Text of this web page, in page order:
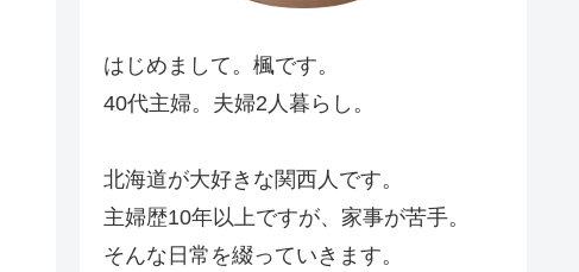
はじめまして。楓です。
40代主婦。夫婦2人暮らし。
北海道が大好きな関西人です。
主婦歴10年以上ですが、家事が苦手。
そんな日常を綴っていきます。